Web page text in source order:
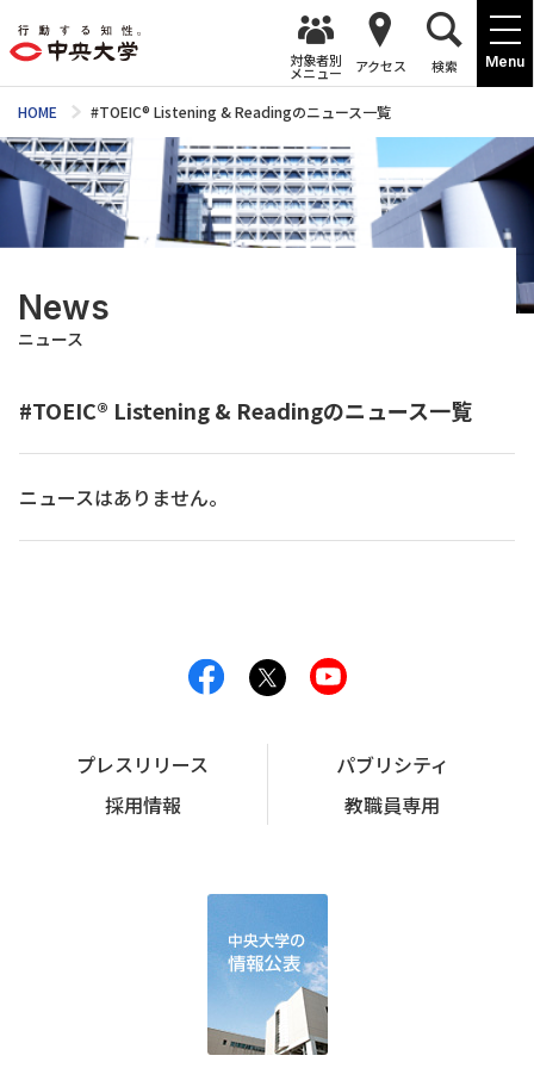
Menu
対象者別
メニュー アクセス 検索
HOME #TOEIC® Listening & Readingのニュース一覧
News
ニュース
#TOEIC® Listening & Readingのニュース一覧
ニュースはありません。
プレスリリース
パブリシティ
採用情報
教職員専用